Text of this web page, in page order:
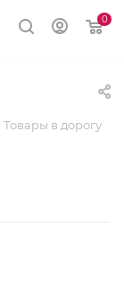
0
Товары в дорогу